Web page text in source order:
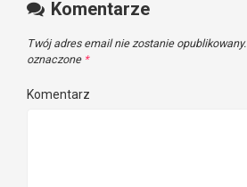
Komentarze
Twój adres email nie zostanie opublikowany.
oznaczone *
Komentarz